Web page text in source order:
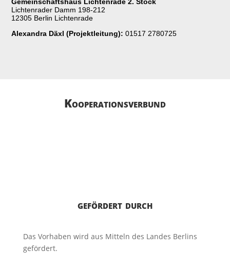
Lichtenrader Damm 198-212
12305 Berlin Lichtenrade
Alexandra Däxl (Projektleitung):01517 2780725
Kooperations­­verbund
gefördert durch
Das Vorhaben wird aus Mitteln des Landes Berlins
gefördert.